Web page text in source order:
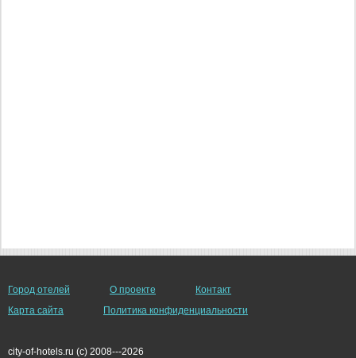
Город отелей О проекте
Контакт
Карта сайта
Политика конфиденциальности
city-of-hotels.ru (c) 2008---2026